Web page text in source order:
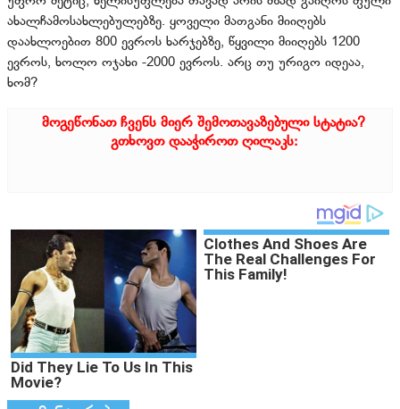
ახალჩამოსახლებულებზე. ყოველი მათგანი მიიღებს
დაახლოებით 800 ევროს ხარჯებზე, წყვილი მიიღებს 1200
ევროს, ხოლო ოჯახი -2000 ევროს. არც თუ ურიგო იდეაა,
ხომ?
მოგეწონათ ჩვენს მიერ შემოთავაზებული სტატია?
გთხოვთ დააჭიროთ ღილაკს: